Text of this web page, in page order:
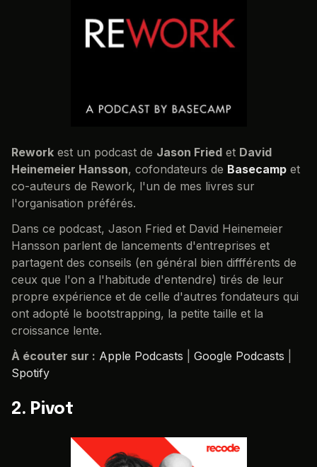
Rework est un podcast de Jason Fried et David
Heinemeier Hansson, cofondateurs de Basecamp et
co-auteurs de Rework, l'un de mes livres sur
l'organisation préférés.
Dans ce podcast, Jason Fried et David Heinemeier
Hansson parlent de lancements d'entreprises et
partagent des conseils (en général bien diffférents de
ceux que l'on a l'habitude d'entendre) tirés de leur
propre expérience et de celle d'autres fondateurs qui
ont adopté le bootstrapping, la petite taille et la
croissance lente.
À écouter sur : Apple Podcasts Google Podcasts
Spotify
2. Pivot